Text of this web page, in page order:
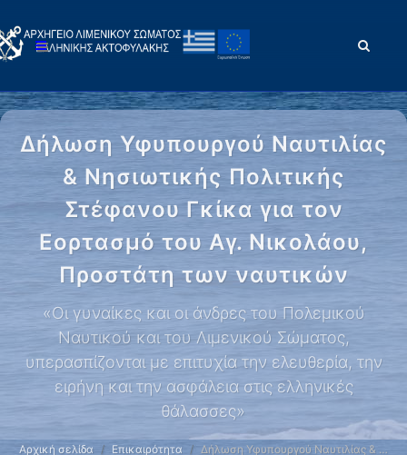
Δήλωση Υφυπουργού Ναυτιλίας
& Νησιωτικής Πολιτικής
Στέφανου Γκίκα για τον
Εορτασμό του Αγ. Νικολάου,
Προστάτη των ναυτικών
«Οι γυναίκες και οι άνδρες του Πολεμικού
Ναυτικού και του Λιμενικού Σώματος,
υπερασπίζονται με επιτυχία την ελευθερία, την
ειρήνη και την ασφάλεια στις ελληνικές
θάλασσες»
Αρχική σελίδα Επικαιρότητα Δήλωση Υφυπουργού Ναυτιλίας & …